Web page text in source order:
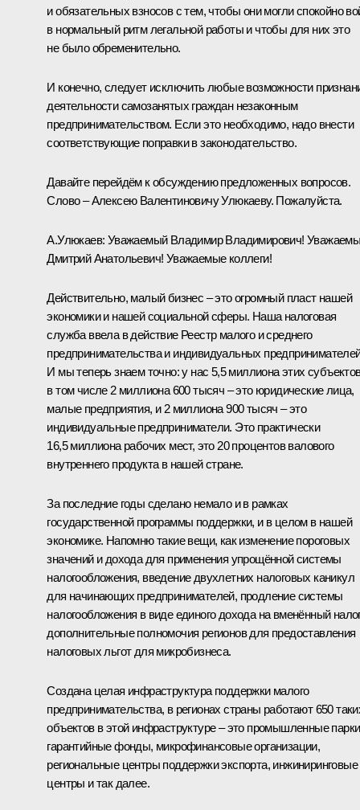
и обязательных взносов с тем, чтобы они могли спокойно
в нормальный ритм легальной работы и чтобы для них это
не было обременительно.
И конечно, следует исключить любые возможности
деятельности самозанятых граждан незаконным
предпринимательством. Если это необходимо, надо внести
соответствующие поправки в законодательство.
Давайте перейдём к обсуждению предложенных вопросов.
Слово – Алексею Валентиновичу Улюкаеву. Пожалуйста.
А.Улюкаев: Уважаемый Владимир Владимирович!
Дмитрий Анатольевич! Уважаемые коллеги!
Действительно, малый бизнес – это огромный пласт нашей
экономики и нашей социальной сферы. Наша налоговая
служба ввела в действие Реестр малого и среднего
предпринимательства и индивидуальных
И мы теперь знаем точно: у нас 5,5 миллиона этих
в том числе 2 миллиона 600 тысяч – это юридические лица,
малые предприятия, и 2 миллиона 900 тысяч – это
индивидуальные предприниматели. Это практически
16,5 миллиона рабочих мест, это 20 процентов валового
внутреннего продукта в нашей стране.
За последние годы сделано немало и в рамках
государственной программы поддержки, и в целом в нашей
экономике. Напомню такие вещи, как изменение пороговых
значений и дохода для применения упрощённой системы
налогообложения, введение двухлетних налоговых каникул
для начинающих предпринимателей, продление системы
налогообложения в виде единого дохода на вменённый
дополнительные полномочия регионов для предоставления
налоговых льгот для микробизнеса.
Создана целая инфраструктура поддержки малого
предпринимательства, в регионах страны работают 650
объектов в этой инфраструктуре – это промышленные
гарантийные фонды, микрофинансовые организации,
региональные центры поддержки экспорта, инжиниринговые
центры и так далее.